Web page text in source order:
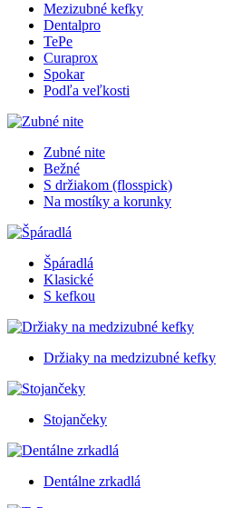
Mezizubné kefky
Dentalpro
TePe
Curaprox
Spokar
Podľa veľkosti
Zubné nite
Bežné
S držiakom (flosspick)
Na mostíky a korunky
Špáradlá
Klasické
S kefkou
Držiaky na medzizubné kefky
Stojančeky
Dentálne zrkadlá